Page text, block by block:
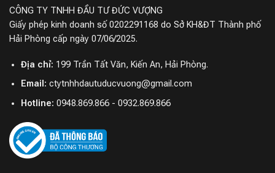
CÔNG TY TNHH ĐẦU TƯ ĐỨC VƯỢNG
Giấy phép kinh doanh số 0202291168 do Sở KH&ĐT Thành phố
Hải Phòng cấp ngày 07/06/2025.
Địa chỉ: 199 Trần Tất Văn, Kiến An, Hải Phòng.
Email: ctytnhhdautuducvuong@gmail.com
Hotline: 0948.869.866 - 0932.869.866